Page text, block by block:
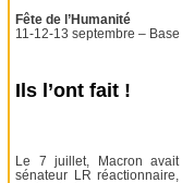
Fête de l’Humanité
11-12-13 septembre –
Ils l’ont fait !
Le 7 juillet, Macron
sénateur LR